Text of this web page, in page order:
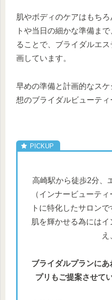
肌やボディのケアはもち
トや当日の細かな準備ま
ることで、ブライダルエ
画しています。
早めの準備と計画的なス
想のブライダルビューティ
高崎駅から徒歩2分、
（インナービューテ
トに特化したサロン
肌を輝かせる為には
え
ブライダルプランに
プリもご提案させて